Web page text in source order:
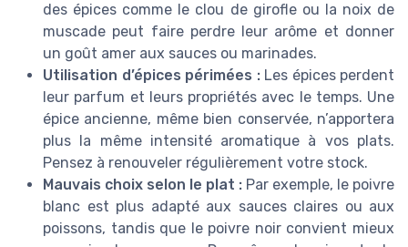
des épices comme le clou de girofle ou la noix de
muscade peut faire perdre leur arôme et donner
un goût amer aux sauces ou marinades.
Utilisation d’épices périmées :Les épices perdent
leur parfum et leurs propriétés avec le temps. Une
épice ancienne, même bien conservée, n’apportera
plus la même intensité aromatique à vos plats.
Pensez à renouveler régulièrement votre stock.
Mauvais choix selon le plat : Par exemple, le poivre
blanc est plus adapté aux sauces claires ou aux
poissons, tandis que le poivre noir convient mieux